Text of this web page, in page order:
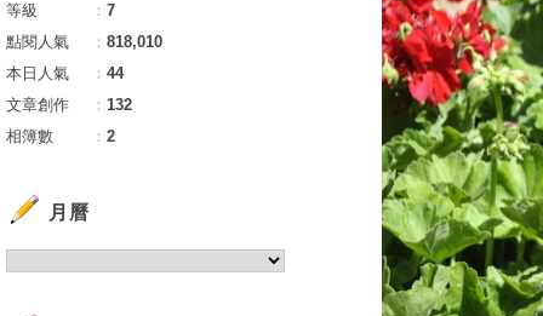
等級
： 7
點閱人氣
： 818,010
本日人氣
： 44
文章創作
： 132
相簿數
： 2
月曆